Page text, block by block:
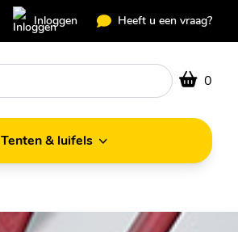
Inloggen Heeft u een vraag?
0
Tenten & luifels